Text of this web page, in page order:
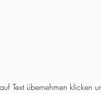
Text übernehmen klicken